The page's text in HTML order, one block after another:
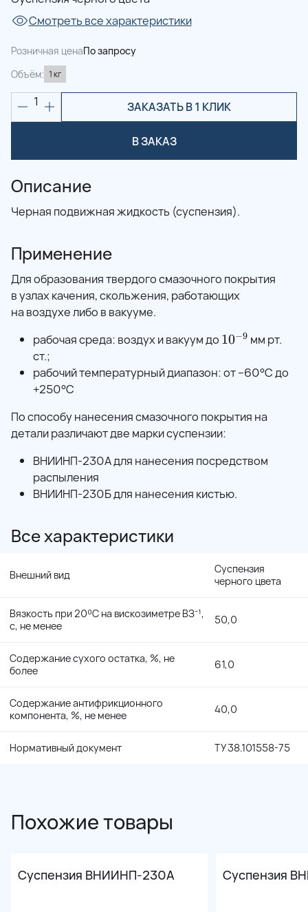
Смотреть все характеристики
Розничная ценаПо запросу
Объём: 1 кг
1 ЗАКАЗАТЬ В 1 КЛИК
В ЗАКАЗ
Описание
Черная подвижная жидкость (суспензия).
Применение
Для образования твердого смазочного покрытия
в узлах качения, скольжения, работающих
на воздухе либо в вакууме.
рабочая среда: воздух и вакуум до 10^{-9}
10−9 мм рт.
ст.;
рабочий температурный диапазон: от −60°С до
+250°С
По способу нанесения смазочного покрытия на
детали различают две марки суспензии:
ВНИИНП-230А для нанесения посредством
распыления
ВНИИНП-230Б для нанесения кистью.
Все характеристики
Внешний вид
Суспензия
черного цвета
Вязкость при 20⁰С на вискозиметре ВЗ⁻¹,
с, не менее
50,0
Содержание сухого остатка, %, не
более
61,0
Содержание антифрикционного
компонента, %, не менее
40,0
Нормативный документ ТУ 38.101558-75
Похожие товары
Суспензия ВНИИНП-230А Суспензия